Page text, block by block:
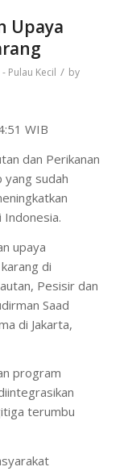
Upaya
Pulau Kecil / by
WIB
dan Perikanan
yang sudah
Indonesia.
upaya
di
Pesisir dan
Saad
di Jakarta,
program
terumbu